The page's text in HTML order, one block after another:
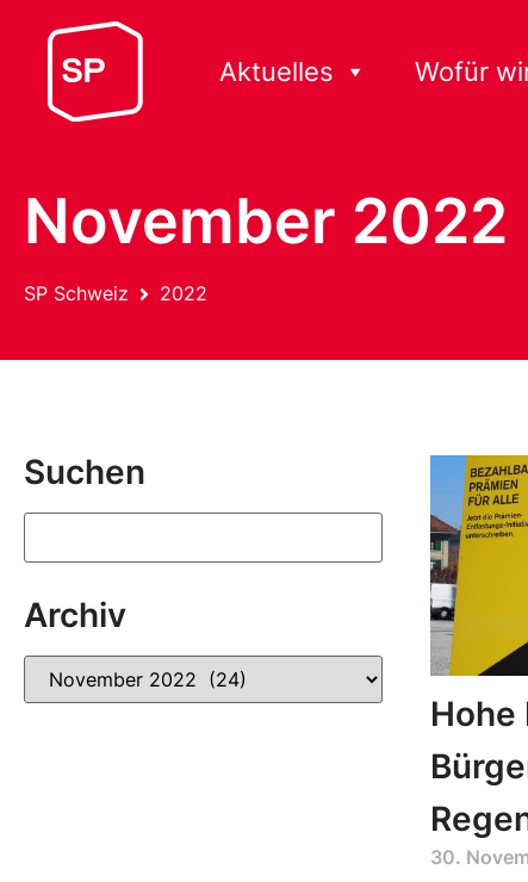
Aktuelles Wofür
November 2022
SP Schweiz 2022
Suchen
Archiv
Hohe
30.